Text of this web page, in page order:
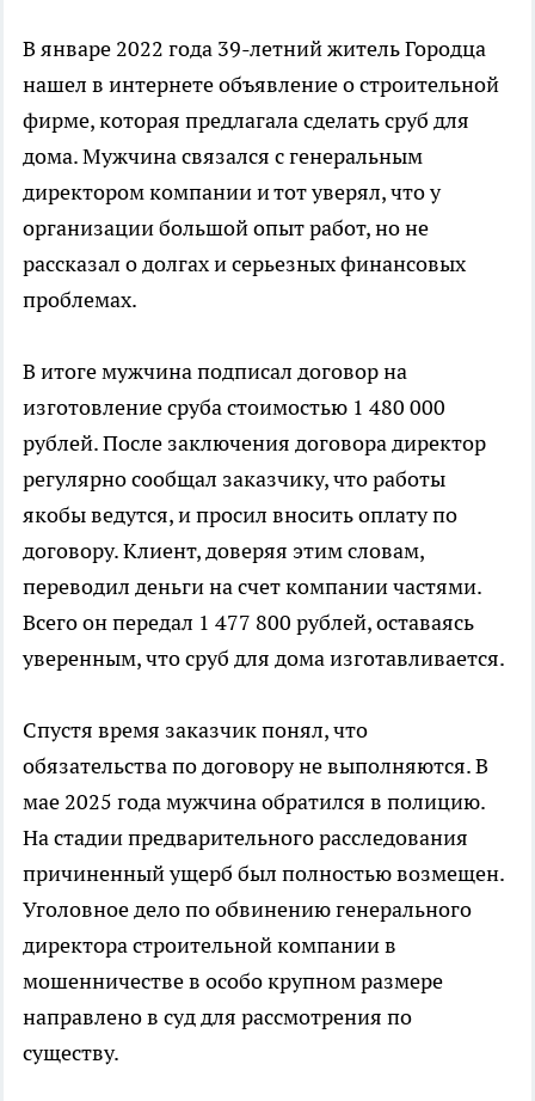
В январе 2022 года 39-летний житель Городца
нашел в интернете объявление о строительной
фирме, которая предлагала сделать сруб для
дома. Мужчина связался с генеральным
директором компании и тот уверял, что у
организации большой опыт работ, но не
рассказал о долгах и серьезных финансовых
проблемах.
В итоге мужчина подписал договор на
изготовление сруба стоимостью 1 480 000
рублей. После заключения договора директор
регулярно сообщал заказчику, что работы
якобы ведутся, и просил вносить оплату по
договору. Клиент, доверяя этим словам,
переводил деньги на счет компании частями.
Всего он передал 1 477 800 рублей, оставаясь
уверенным, что сруб для дома изготавливается.
Спустя время заказчик понял, что
обязательства по договору не выполняются. В
мае 2025 года мужчина обратился в полицию.
На стадии предварительного расследования
причиненный ущерб был полностью возмещен.
Уголовное дело по обвинению генерального
директора строительной компании в
мошенничестве в особо крупном размере
направлено в суд для рассмотрения по
существу.